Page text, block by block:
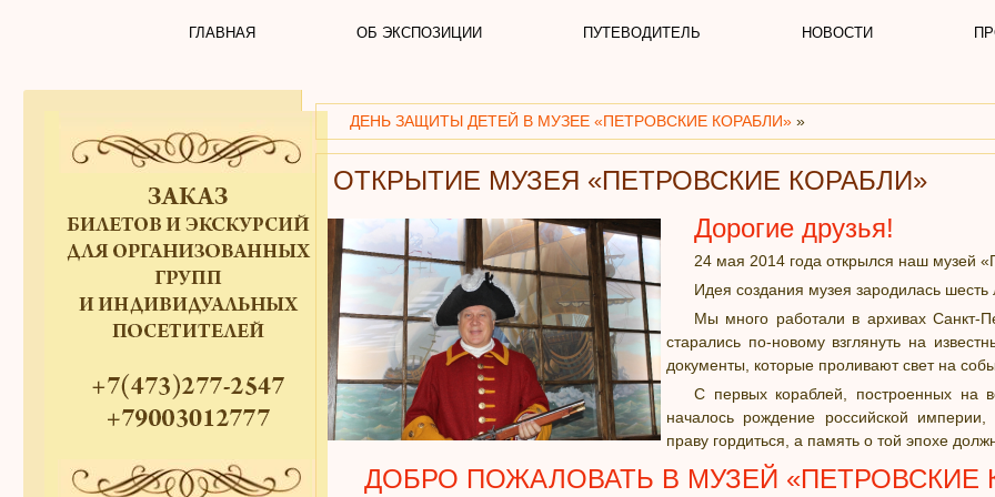
ГЛАВНАЯ ОБ ЭКСПОЗИЦИИ ПУТЕВОДИТЕЛЬ НОВОСТИ
ДЕНЬ ЗАЩИТЫ ДЕТЕЙ В МУЗЕЕ «ПЕТРОВСКИЕ КОРАБЛИ» »
ОТКРЫТИЕ МУЗЕЯ «ПЕТРОВСКИЕ КОРАБЛИ»
Дорогие друзья!
24 мая 2014 года открылся наш музей
Идея создания музея зародилась шесть
Мы много работали в архивах Санкт-
старались по-новому взглянуть на
документы, которые проливают свет на
С первых кораблей, построенных на
началось рождение российской
праву гордиться, а память о той эпохе
ДОБРО ПОЖАЛОВАТЬ В МУЗЕЙ «ПЕТРОВСКИЕ